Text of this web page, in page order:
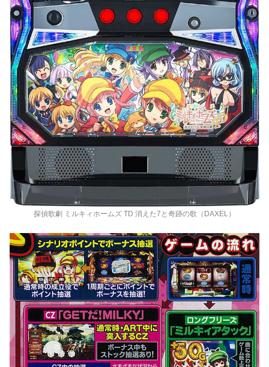
探偵歌劇 ミルキィホームズ TD 消えた7と奇跡の歌（DAXEL）